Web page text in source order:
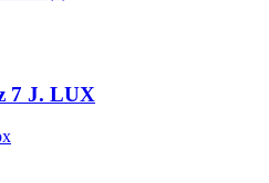
7 J. LUX